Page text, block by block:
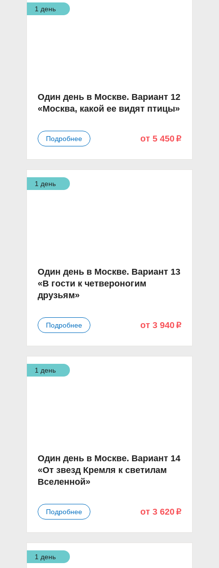
1 день
Один день в Москве. Вариант 12
«Москва, какой ее видят птицы»
Подробнее от 5 450 p
1 день
Один день в Москве. Вариант 13
«В гости к четвероногим
друзьям»
Подробнее от 3 940 p
1 день
Один день в Москве. Вариант 14
«От звезд Кремля к светилам
Вселенной»
Подробнее от 3 620 p
1 день